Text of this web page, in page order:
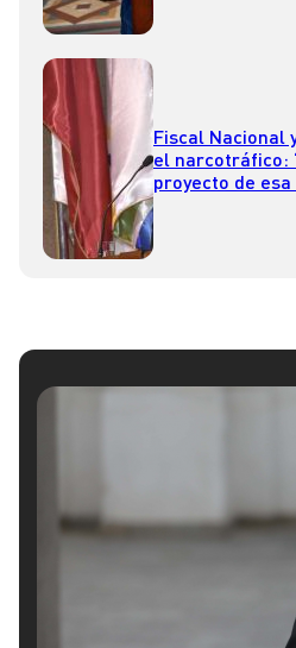
Fiscal Nacional
el narcotráfico:
proyecto de